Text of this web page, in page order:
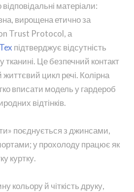
матеріали:
вирощена етично за
Trust Protocol, а
підтверджує відсутність
тканині. Це безпечний контакт
цикл речі. Колірна
вписати модель у гардероб
відтінків.
поєднується з джинсами,
у прохолоду працює як
куртку.
кольору й чіткість друку,